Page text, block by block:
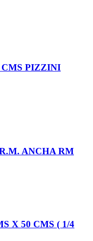
CMS PIZZINI
ANCHA RM
X 50 CMS ( 1/4